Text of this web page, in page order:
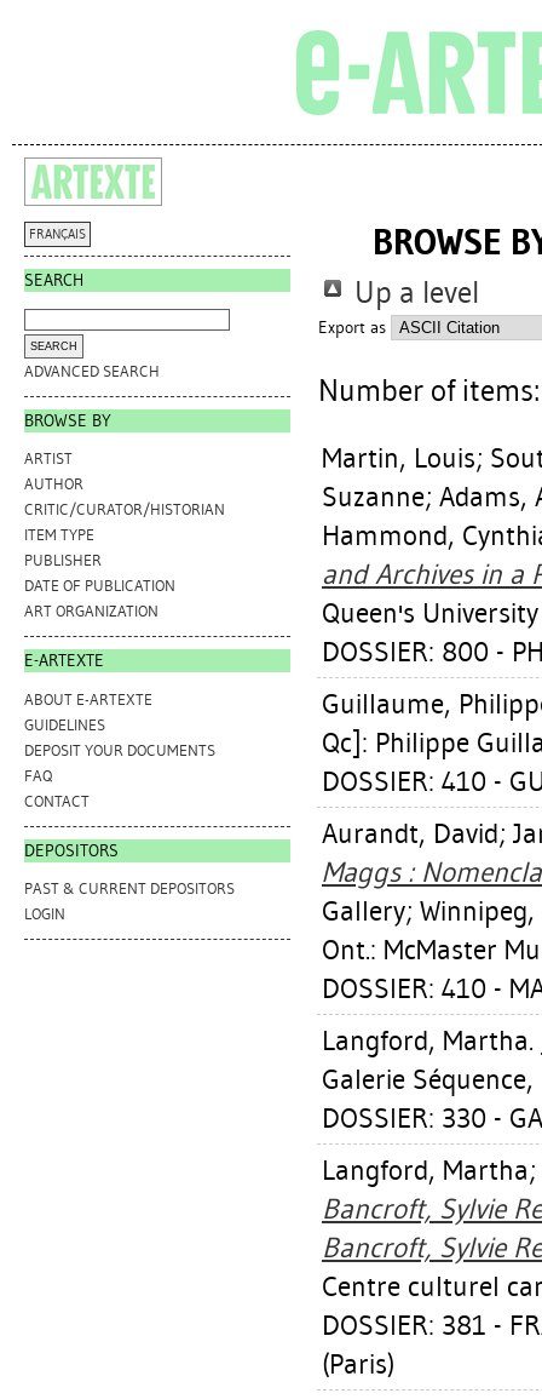
FRANÇAIS
SEARCH
ADVANCED SEARCH
BROWSE BY
ARTIST
AUTHOR
CRITIC/CURATOR/HISTORIAN
ITEM TYPE
PUBLISHER
DATE OF PUBLICATION
ART ORGANIZATION
E-ARTEXTE
ABOUT E-ARTEXTE
GUIDELINES
DEPOSIT YOUR DOCUMENTS
FAQ
CONTACT
DEPOSITORS
PAST & CURRENT DEPOSITORS
LOGIN
BROWSE
Up a level
Export as
Number of
Martin, Louis;
Suzanne; Adams,
Hammond,
and Archives in a
Queen's
DOSSIER: 800 -
Guillaume,
Qc]: Philippe
DOSSIER: 410 -
Aurandt, David;
Maggs :
Gallery;
Ont.: McMaster
DOSSIER: 410 -
Langford, Martha.
Galerie
DOSSIER: 330 -
Langford, Martha;
Bancroft, Sylvie
Bancroft, Sylvie
Centre culturel
DOSSIER: 381 -
(Paris)